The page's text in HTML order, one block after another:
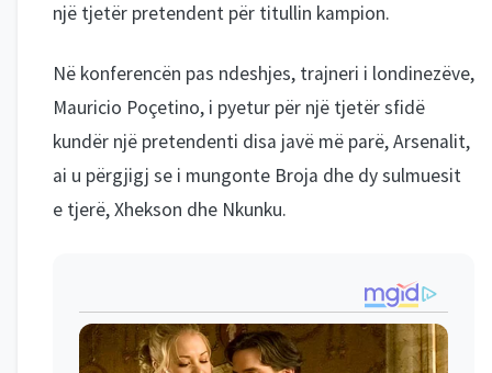
një tjetër pretendent për titullin kampion.
Në konferencën pas ndeshjes, trajneri i londinezëve,
Mauricio Poçetino, i pyetur për një tjetër sfidë
kundër një pretendenti disa javë më parë, Arsenalit,
ai u përgjigj se i mungonte Broja dhe dy sulmuesit
e tjerë, Xhekson dhe Nkunku.